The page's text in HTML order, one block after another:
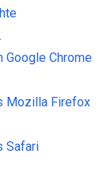
Google Chrome
Mozilla Firefox
Safari